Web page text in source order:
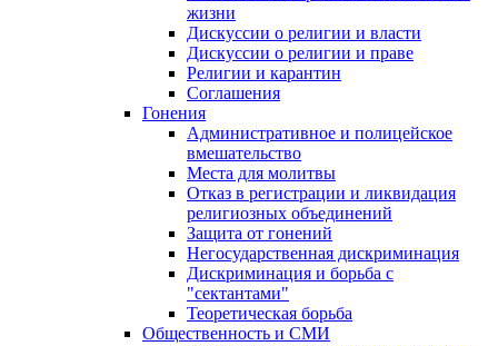
жизни
Дискуссии о религии и власти
Дискуссии о религии и праве
Религии и карантин
Соглашения
Гонения
Административное и полицейское
вмешательство
Места для молитвы
Отказ в регистрации и ликвидация
религиозных объединений
Защита от гонений
Негосударственная дискриминация
Дискриминация и борьба с
"сектантами"
Теоретическая борьба
Общественность и СМИ